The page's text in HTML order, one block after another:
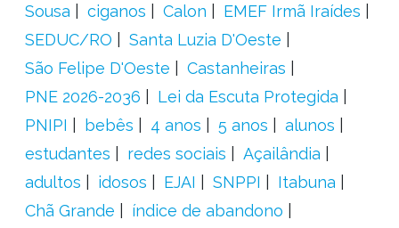
Sousa
ciganos Calon
EMEF Irmã Iraídes
SEDUC/RO
Santa Luzia D'Oeste
São Felipe D'Oeste
Castanheiras
PNE 2026-2036
Lei da Escuta Protegida
PNIPI
bebês 4 anos 5 anos
alunos
estudantes
redes sociais
Açailândia
adultos
idosos EJAI SNPPI
Itabuna
Chã Grande
índice de abandono